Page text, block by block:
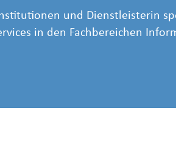
und Dienstleisterin
in den Fachbereichen